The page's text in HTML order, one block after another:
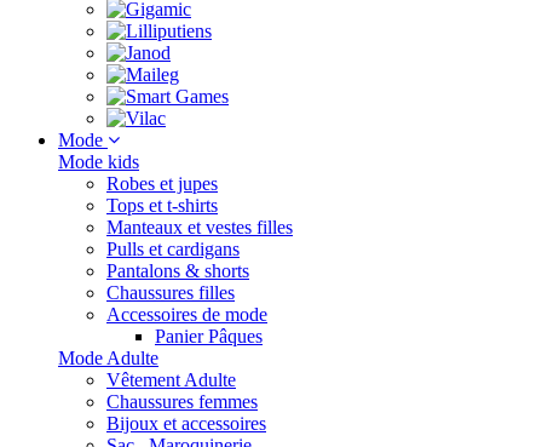
Mode
Mode kids
Robes et jupes
Tops et t-shirts
Manteaux et vestes filles
Pulls et cardigans
Pantalons & shorts
Chaussures filles
Accessoires de mode
Panier Pâques
Mode Adulte
Vêtement Adulte
Chaussures femmes
Bijoux et accessoires